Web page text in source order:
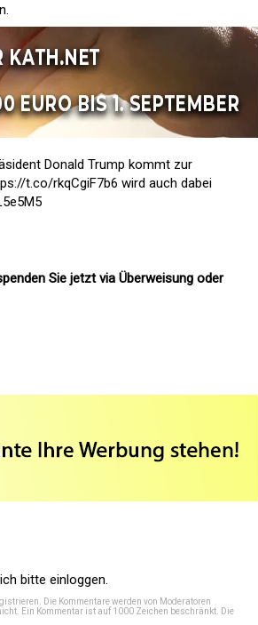
Donald Trump kommt zur
t.co/rkqCgiF7b6 wird auch dabei
Sie jetzt via Überweisung oder
bitte einloggen.
. Die Kommentare werden von Moderatoren
Ein Kommentar ist auf 1000 Zeichen beschränkt. Die